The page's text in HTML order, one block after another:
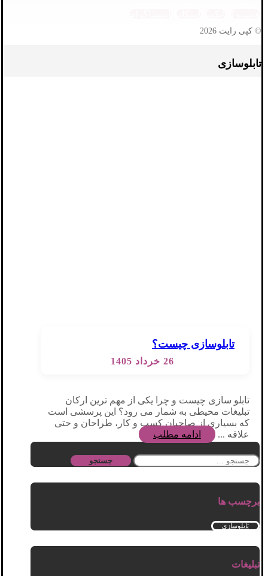
© کپی رایت 2026
تابلوسازی
تابلوسازی چیست؟
26 خرداد 1405
تابلو سازی چیست و چرا یکی از مهم‌ ترین ارکان
تبلیغات محیطی به شمار می‌ رود؟ این پرسشی است
که بسیاری از صاحبان کسب‌ و کار، طراحان و حتی
علاقه‌ ...
ادامه مطلب
جستجو
برچسب ها
تابلوسازی
تبلیغات